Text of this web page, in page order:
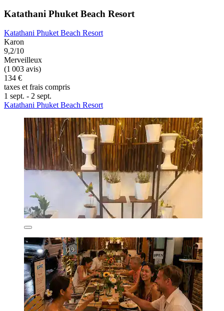
Katathani Phuket Beach Resort
Katathani Phuket Beach Resort
Karon
9,2/10
Merveilleux
(1 003 avis)
134 €
taxes et frais compris
1 sept. - 2 sept.
Katathani Phuket Beach Resort